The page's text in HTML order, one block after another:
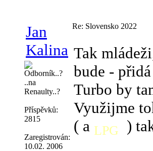
Jan
Kalina
Odborník..?
..na
Renaulty..?
Příspěvků:
2815
Zaregistrován:
10.02. 2006
Re: Slovensko 2022
Tak
bude -
Turbo by
Využijme
( a LPG )